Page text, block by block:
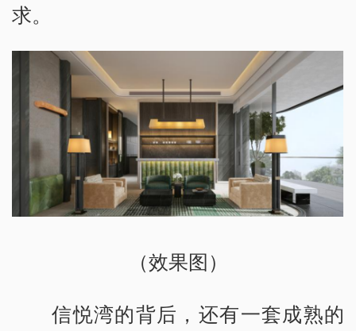
求。
（效果图）
信悦湾的背后，还有一套成熟的